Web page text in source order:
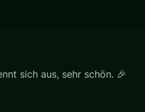
sich aus, sehr schön. 🎉